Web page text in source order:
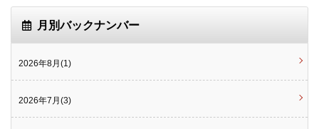
月別バックナンバー
2026年8月(1)
2026年7月(3)